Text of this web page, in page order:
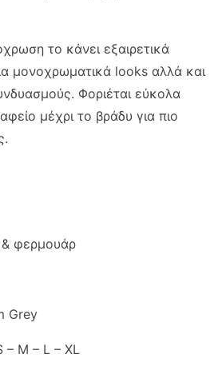
το κάνει εξαιρετικά
μονοχρωματικά looks αλλά και
Φοριέται εύκολα
μέχρι το βράδυ για πιο
& φερμουάρ
Grey
– M – L – XL